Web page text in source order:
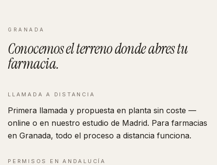
GRANADA
Conocemos el terreno donde abres tu
farmacia.
LLAMADA A DISTANCIA
Primera llamada y propuesta en planta sin coste —
online o en nuestro estudio de Madrid. Para farmacias
en Granada, todo el proceso a distancia funciona.
PERMISOS EN ANDALUCÍA